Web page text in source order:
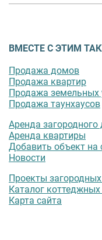
ВМЕСТЕ С ЭТИМ
Продажа домов
Продажа квартир
Продажа земельных
Продажа таунхаусов
Аренда загородного
Аренда квартиры
Добавить объект на
Новости
Проекты
Каталог
Карта сайта